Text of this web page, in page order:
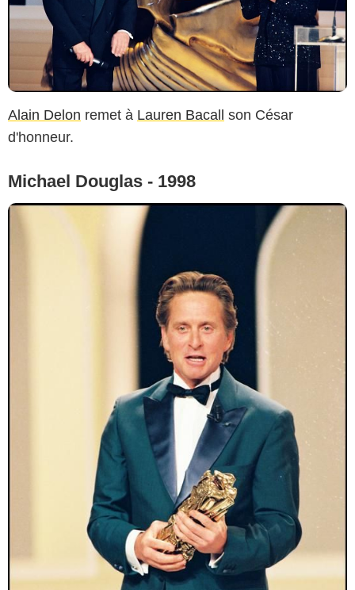
Alain Delon remet à Lauren Bacall son César
d'honneur.
Michael Douglas - 1998